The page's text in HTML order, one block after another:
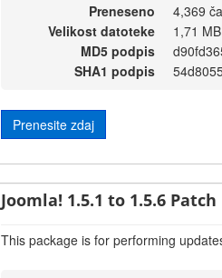
Preneseno
4,369
Velikost datoteke
1,71 MB
MD5 podpis
SHA1 podpis
Prenesite zdaj
Joomla! 1.5.1 to 1.5.6
This package is for performing